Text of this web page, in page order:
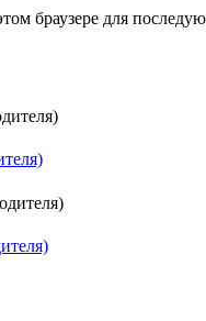
браузере для